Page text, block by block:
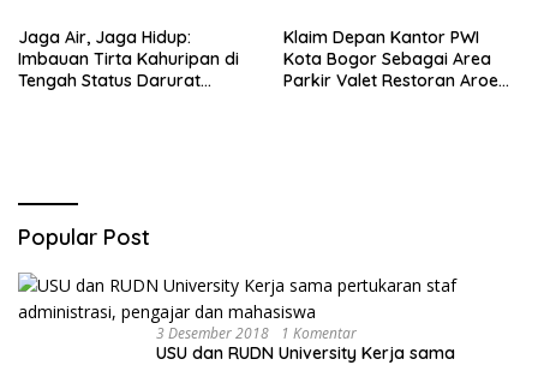
Jaga Air, Jaga Hidup:
Imbauan Tirta Kahuripan di
Tengah Status Darurat
Klaim Depan Kantor PWI
Kota Bogor Sebagai Area
Parkir Valet Restoran Aroem,
Popular Post
3 Desember 2018 1 Komentar
USU dan RUDN University Kerja sama